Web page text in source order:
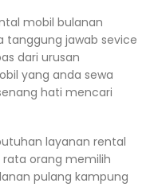
mobil bulanan
tanggung jawab sevice
dari urusan
yang anda sewa
hati mencari
layanan rental
rata orang memilih
pulang kampung